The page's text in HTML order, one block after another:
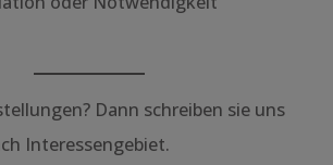
Dann schreiben sie uns
Interessengebiet.